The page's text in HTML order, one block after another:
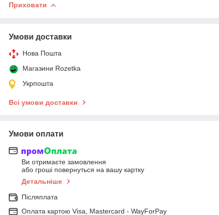
Приховати
Умови доставки
Нова Пошта
Магазини Rozetka
Укрпошта
Всі умови доставки
Умови оплати
Ви отримаєте замовлення
або гроші повернуться на вашу картку
Детальніше
Післяплата
Оплата картою Visa, Mastercard - WayForPay